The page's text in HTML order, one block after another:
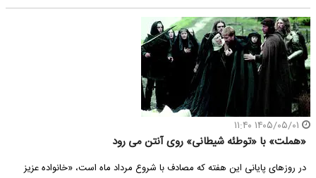
«هملت» با «توطئه شیطانی» روی آنتن می رود
در روزهای پایانی این هفته که مصادف با شروع مرداد ماه است، «خانواده عزیز